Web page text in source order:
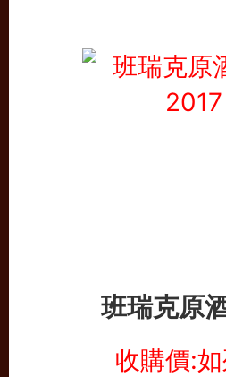
班瑞克原
收購價: